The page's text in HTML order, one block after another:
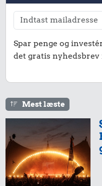
Spar penge og
det gratis
Mest læste